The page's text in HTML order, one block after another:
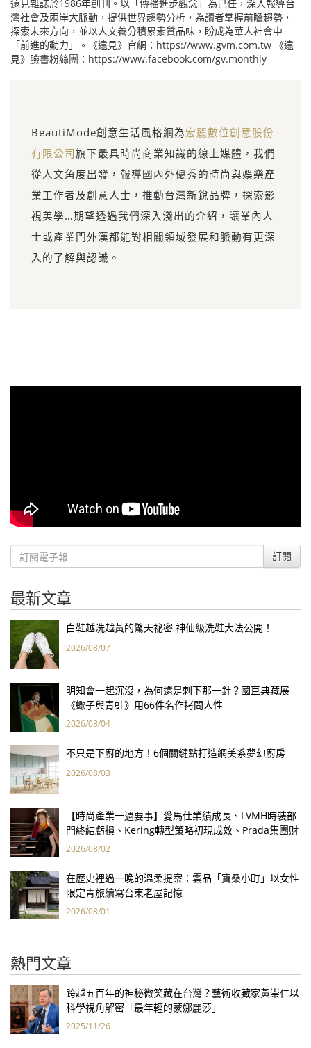
遠見雜誌於1986年創刊。以「傳播進步觀念」為己任，深入報導台
灣社會及兩岸大脈動，提供世界趨勢分析，為讀者掌握前瞻趨勢，
探索未來方向，並以人文養分積累素質品味，盼成為華人社會中
「前進的動力」。《遠見》官網：https://www.gvm.com.tw 《遠
見》臉書粉絲團：https://www.facebook.com/gv.monthly
BeautiMode創意生活風格網為宏麗數位創意股份
有限公司旗下最具時尚商業知識的線上媒體，我們
從人文角度出發，報導國內外優秀的時尚與娛樂產
業工作者及創意人士，推動台灣新銳品牌，探索影
視美學…期望透過我們深入淺出的介紹，讓業內人
士或產業門外漢都能對相關領域發展和脈動有更深
入的了解與認識。
訂閱
最新文章
白鞋越洗越黃的驚天祕密 神仙級洗鞋大法公開！
2026/08/07
明知會一起沉沒，為何還是刺下那一針？國巨典藏展
《蠍子與青蛙》用66件名作拷問人性
2026/08/04
不只是下廚的地方！6個關鍵點打造網美系夢幻廚房
2026/08/03
【時尚產業一週要事】愛馬仕業績成長、LVMH時裝部
門終結虧損、Kering轉型策略初現成效、Prada集團財
報亮眼
2026/08/02
在歷史裡過一晚的溫柔提案：雲品「寶桑小町」以女性
限定青旅續寫台東老屋記憶
2026/08/01
熱門文章
跨越五百年的神秘微笑藏在台灣？藝術收藏家黃崇仁以
科學視角解密「最年輕的蒙娜麗莎」
2025/11/26